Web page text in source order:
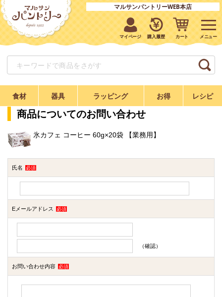
マルサンパントリーWEB本店
マイページ 購入履歴 カート
食材 器具 ラッピング お得 レシピ
商品についてのお問い合わせ
氷カフェ コーヒー 60g×20袋 【業務用】
氏名 必須
Eメールアドレス 必須
（確認）
お問い合わせ内容 必須